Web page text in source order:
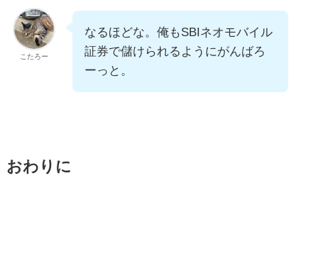
こたろー
なるほどな。俺もSBIネオモバイル
証券で儲けられるようにがんばろ
ーっと。
おわりに